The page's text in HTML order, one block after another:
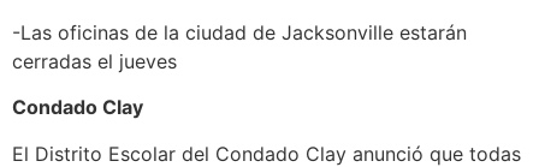
-Las oficinas de la ciudad de Jacksonville estarán
cerradas el jueves
Condado Clay
El Distrito Escolar del Condado Clay anunció que todas